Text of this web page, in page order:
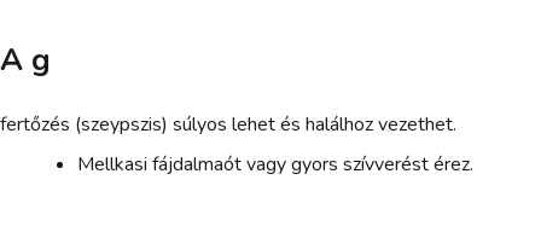
A g
fertőzés (szeypszis) súlyos lehet és halálhoz vezethet.
Mellkasi fájdalmaót vagy gyors szívverést érez.